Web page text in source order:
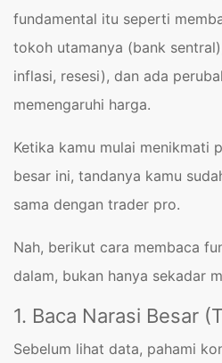
fundamental itu seperti
tokoh utamanya (bank
inflasi, resesi), dan ada
memengaruhi harga.
Ketika kamu mulai menikmati
besar ini, tandanya kamu
sama dengan trader pro.
Nah, berikut cara membaca
dalam, bukan hanya sekadar
1. Baca Narasi Besar
Sebelum lihat data, pahami